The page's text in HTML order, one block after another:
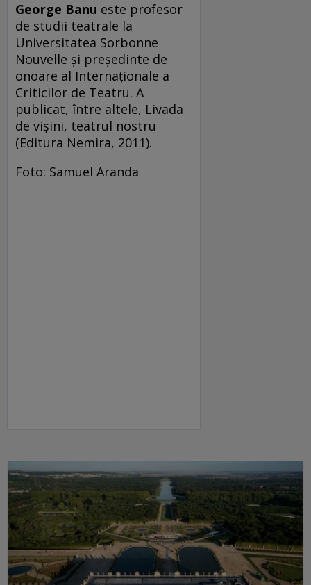
George Banu este profesor
de studii teatrale la
Universitatea Sorbonne
Nouvelle şi preşedinte de
onoare al Internaţionale a
Criticilor de Teatru. A
publicat, între altele, Livada
de vişini, teatrul nostru
(Editura Nemira, 2011).
Foto: Samuel Aranda